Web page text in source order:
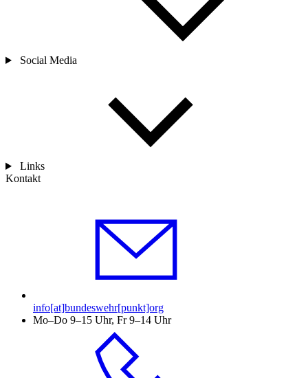
Social Media
Links
Kontakt
info[at]bundeswehr[punkt]org
Mo–Do 9–15 Uhr, Fr 9–14 Uhr